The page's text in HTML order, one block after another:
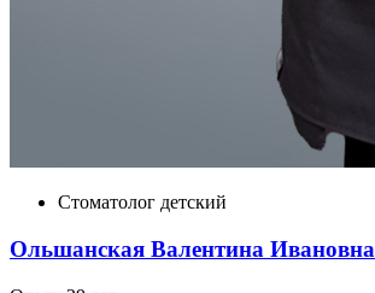
Стоматолог детский
Ольшанская Валентина Ивановна